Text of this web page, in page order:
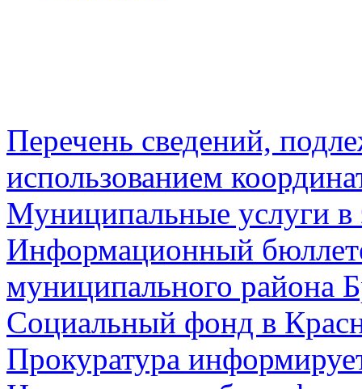
Перечень сведений,
использованием
Муниципальные услуги в
Информационный
муниципального района
Социальный фонд в
Прокуратура